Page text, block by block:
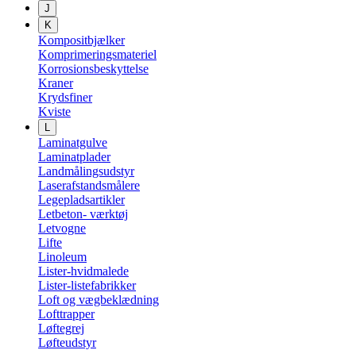
J
K
Kompositbjælker
Komprimeringsmateriel
Korrosionsbeskyttelse
Kraner
Krydsfiner
Kviste
L
Laminatgulve
Laminatplader
Landmålingsudstyr
Laserafstandsmålere
Legepladsartikler
Letbeton- værktøj
Letvogne
Lifte
Linoleum
Lister-hvidmalede
Lister-listefabrikker
Loft og vægbeklædning
Lofttrapper
Løftegrej
Løfteudstyr